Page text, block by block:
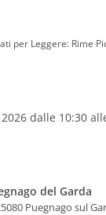
per Leggere: Rime
dalle 10:30
del Garda
Puegnago sul